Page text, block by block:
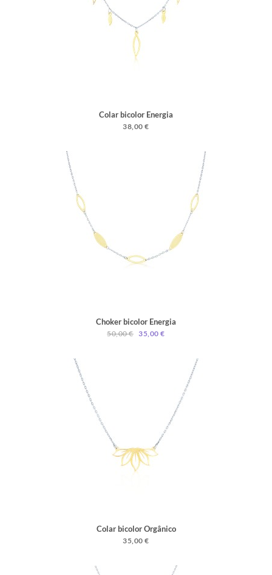
Colar bicolor Energia
38,00 €
Choker bicolor Energia
50,00 € 35,00 €
Colar bicolor Orgânico
35,00 €